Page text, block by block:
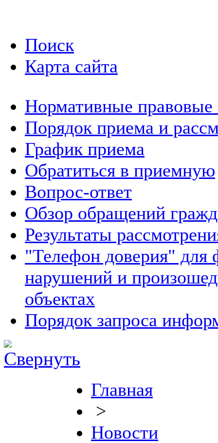
Поиск
Карта сайта
Нормативные правовые
Порядок приема и
График приема
Обратиться в приемную
Вопрос-ответ
Обзор обращений
Результаты
"Телефон доверия" для
нарушений и
объектах
Порядок запроса
Главная
>
Новости